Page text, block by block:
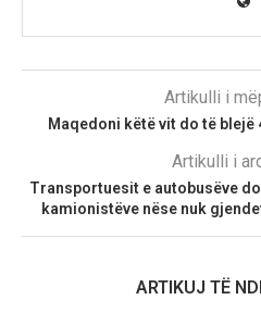
Artikulli i
Maqedoni këtë vit do të blejë
Artikulli i
Transportuesit e autobusëve
kamionistëve nëse nuk
ARTIKUJ TË